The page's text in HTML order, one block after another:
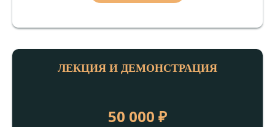
ЛЕКЦИЯ И ДЕМОНСТРАЦИЯ
50 000 ₽